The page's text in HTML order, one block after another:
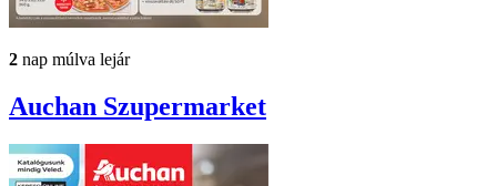
2 nap múlva lejár
Auchan Szupermarket